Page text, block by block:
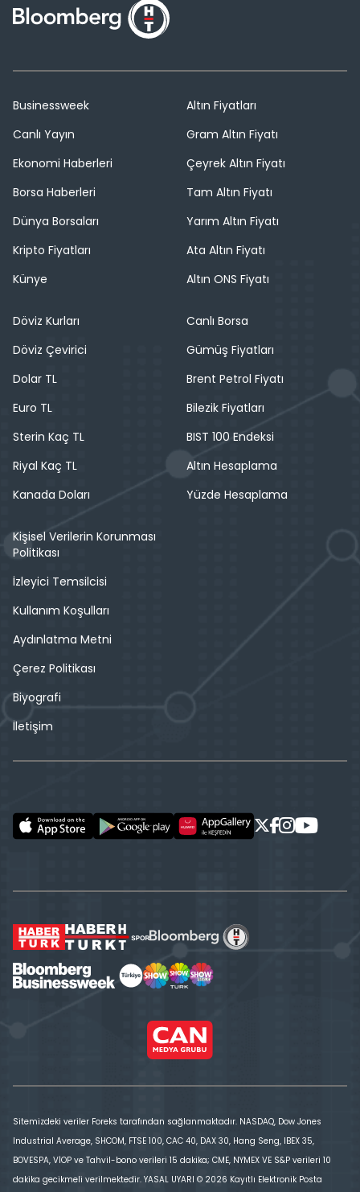
Businessweek
Canlı Yayın
Ekonomi Haberleri
Borsa Haberleri
Dünya Borsaları
Kripto Fiyatları
Künye
Altın Fiyatları
Gram Altın Fiyatı
Çeyrek Altın Fiyatı
Tam Altın Fiyatı
Yarım Altın Fiyatı
Ata Altın Fiyatı
Altın ONS Fiyatı
Döviz Kurları
Döviz Çevirici
Dolar TL
Euro TL
Sterin Kaç TL
Riyal Kaç TL
Kanada Doları
Canlı Borsa
Gümüş Fiyatları
Brent Petrol Fiyatı
Bilezik Fiyatları
BIST 100 Endeksi
Altın Hesaplama
Yüzde Hesaplama
Kişisel Verilerin Korunması
Politikası
İzleyici Temsilcisi
Kullanım Koşulları
Aydınlatma Metni
Çerez Politikası
Biyografi
İletişim
Sitemizdeki veriler Foreks tarafından sağlanmaktadır. NASDAQ, Dow Jones
Industrial Average, SHCOM, FTSE 100, CAC 40, DAX 30, Hang Seng, IBEX 35,
BOVESPA, VİOP ve Tahvil-bono verileri 15 dakika; CME, NYMEX VE S&P verileri 10
dakika gecikmeli verilmektedir. YASAL UYARI © 2026 Kayıtlı Elektronik Posta